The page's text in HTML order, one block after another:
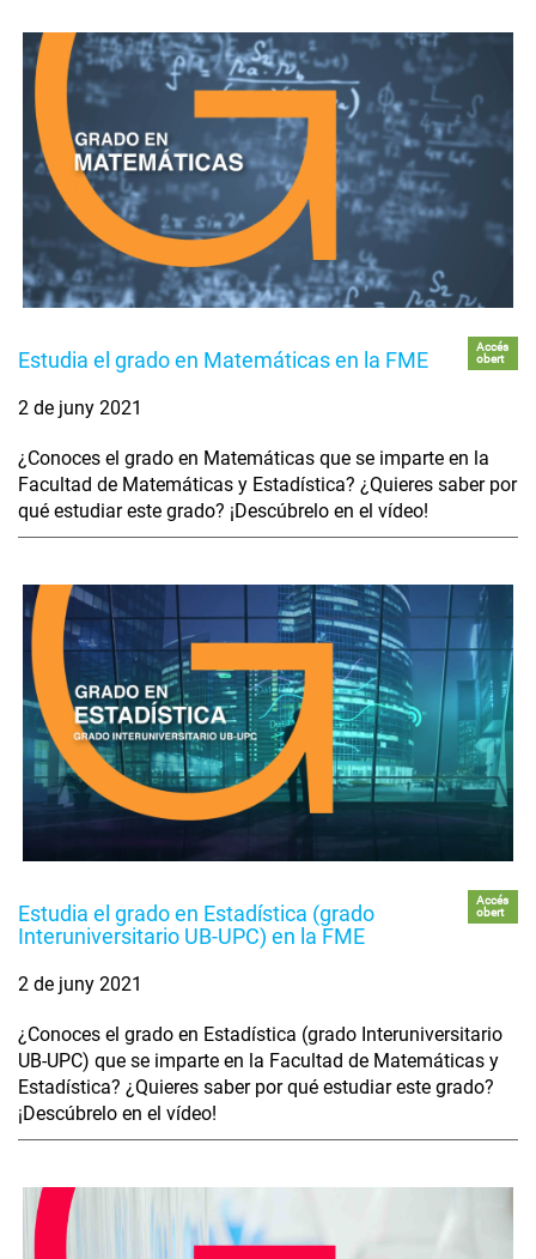
Estudia el grado en Matemáticas en la FME
Accés
obert
2 de juny 2021
¿Conoces el grado en Matemáticas que se imparte en la
Facultad de Matemáticas y Estadística? ¿Quieres saber por
qué estudiar este grado? ¡Descúbrelo en el vídeo!
Estudia el grado en Estadística (grado
Interuniversitario UB-UPC) en la FME
Accés
obert
2 de juny 2021
¿Conoces el grado en Estadística (grado Interuniversitario
UB-UPC) que se imparte en la Facultad de Matemáticas y
Estadística? ¿Quieres saber por qué estudiar este grado?
¡Descúbrelo en el vídeo!